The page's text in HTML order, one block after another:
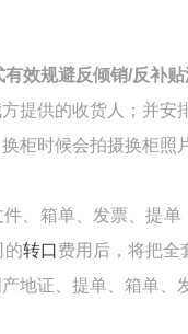
效规避反倾销/反补贴
方提供的收货人；并安
柜时候会拍摄换柜照
、箱单、发票、提
的转口费用后，将把全
产地证、提单、箱单、